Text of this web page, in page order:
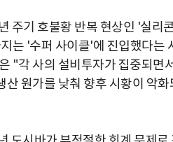
주기 호불황 반복 현상인 '실리
는 '수퍼 사이클'에 진입했다
"각 사의 설비투자가 집중되
산 원가를 낮춰 향후 시황이 악